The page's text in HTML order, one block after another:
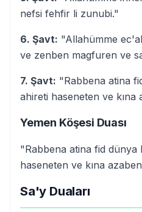
nefsi fehfir li zunubi."
6. Şavt: "Allahümme
ve zenben magfuren ve
7. Şavt: "Rabbena atina
ahireti haseneten ve kına
Yemen Köşesi Duası
"Rabbena atina fid dünya
haseneten ve kına
Sa'y Duaları